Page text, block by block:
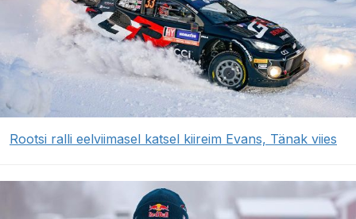
Rootsi ralli eelviimasel katsel kiireim Evans, Tänak viies